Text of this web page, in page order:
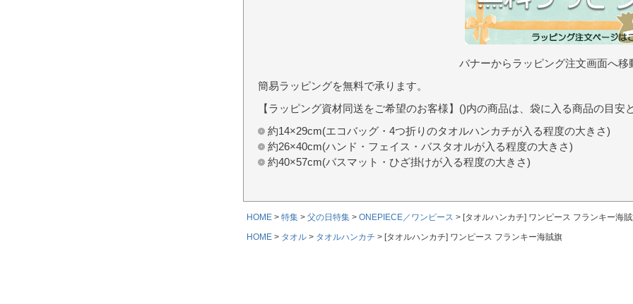
バナーからラッピング注文画面へ移
簡易ラッピングを無料で承ります。
【ラッピング資材同送をご希望のお客様】()内の商品は、袋に入る商品の目安
約14×29cm(エコバッグ・4つ折りのタオルハンカチが入る程度の大きさ)
約26×40cm(ハンド・フェイス・バスタオルが入る程度の大きさ)
約40×57cm(バスマット・ひざ掛けが入る程度の大きさ)
HOME 特集 父の日特集 ONEPIECE／ワンピース
[タオルハンカチ] ワンピース フランキー海
HOME
タオル タオルハンカチ [タオルハンカチ] ワンピース フランキー海賊旗